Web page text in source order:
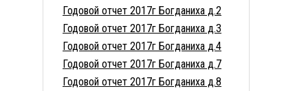
Годовой отчет 2017г Богданиха д.2
Годовой отчет 2017г Богданиха д.3
Годовой отчет 2017г Богданиха д.4
Годовой отчет 2017г Богданиха д.7
Годовой отчет 2017г Богданиха д.8